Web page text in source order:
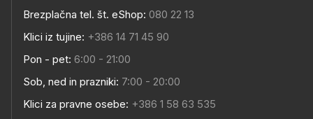
Brezplačna tel. št. eShop: 080 22 13
Klici iz tujine: +386 14 71 45 90
Pon - pet: 6:00 - 21:00
Sob, ned in prazniki: 7:00 - 20:00
Klici za pravne osebe: +386 1 58 63 535